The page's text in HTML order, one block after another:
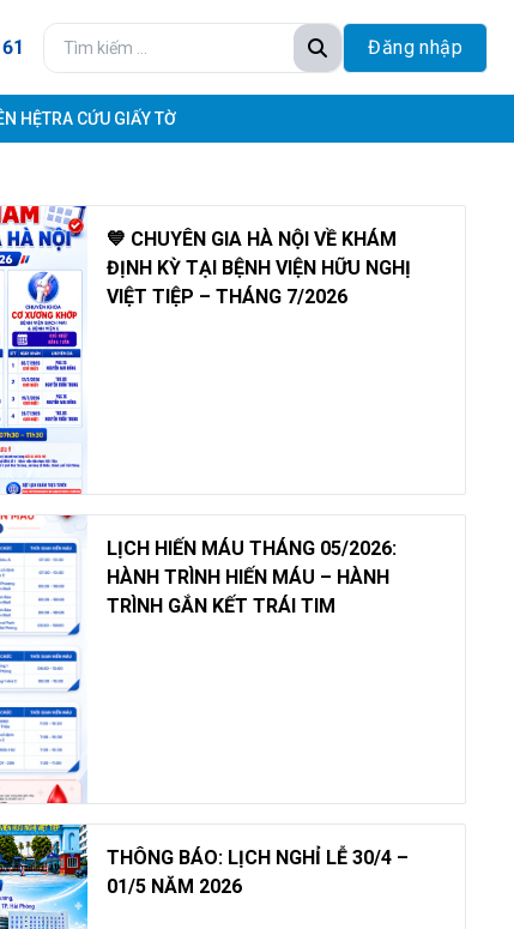
Đăng nhập
HỆTRA CỨU GIẤY TỜ
💙 CHUYÊN GIA HÀ NỘI VỀ KHÁM
ĐỊNH KỲ TẠI BỆNH VIỆN HỮU NGHỊ
VIỆT TIỆP – THÁNG 7/2026
LỊCH HIẾN MÁU THÁNG 05/2026:
HÀNH TRÌNH HIẾN MÁU – HÀNH
TRÌNH GẮN KẾT TRÁI TIM
THÔNG BÁO: LỊCH NGHỈ LỄ 30/4 –
01/5 NĂM 2026